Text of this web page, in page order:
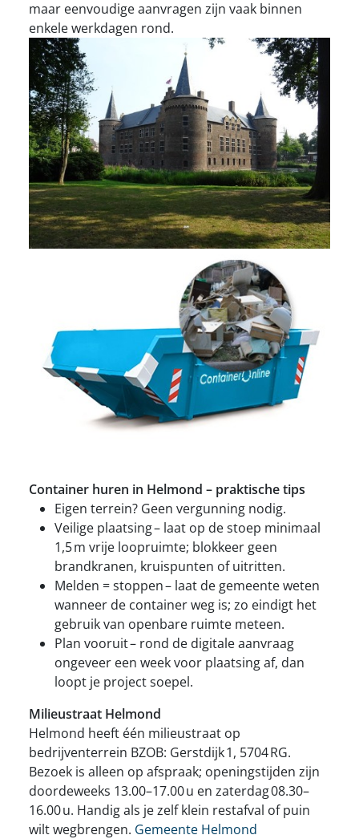
maar eenvoudige aanvragen zijn vaak binnen
enkele werkdagen rond.
Container huren in Helmond – praktische tips
Eigen terrein? Geen vergunning nodig.
Veilige plaatsing – laat op de stoep minimaal
1,5 m vrije loopruimte; blokkeer geen
brandkranen, kruispunten of uitritten.
Melden = stoppen – laat de gemeente weten
wanneer de container weg is; zo eindigt het
gebruik van openbare ruimte meteen.
Plan vooruit – rond de digitale aanvraag
ongeveer een week voor plaatsing af, dan
loopt je project soepel.
Milieustraat Helmond
Helmond heeft één milieustraat op
bedrijventerrein BZOB: Gerstdijk 1, 5704 RG.
Bezoek is alleen op afspraak; openingstijden zijn
doordeweeks 13.00–17.00 u en zaterdag 08.30–
16.00 u. Handig als je zelf klein restafval of puin
wilt wegbrengen. Gemeente Helmond